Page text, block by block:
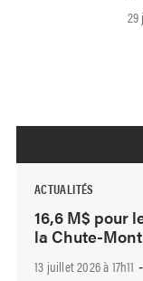
29
ACTUALITÉS
16,6 M$ pour
la Chute-
13 juillet 2026 à 17h11 -